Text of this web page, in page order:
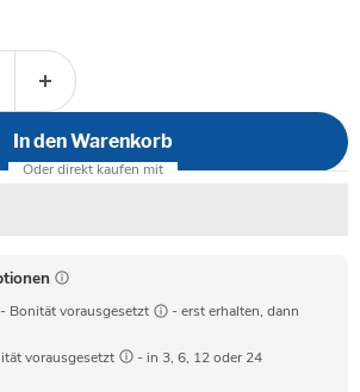
In den Warenkorb
- Bonität vorausgesetzt
- erst erhalten, dann
vorausgesetzt
- in 3, 6, 12 oder 24